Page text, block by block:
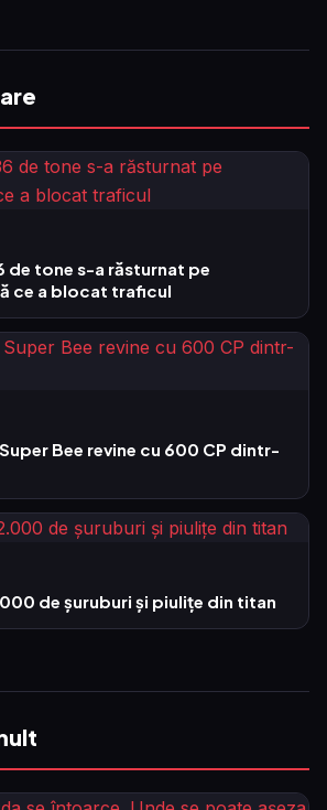
de tone s-a răsturnat pe
ce a blocat traficul
Bee revine cu 600 CP dintr-
de șuruburi și piulițe din titan